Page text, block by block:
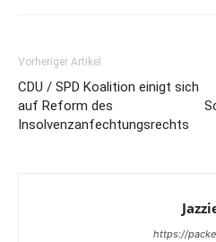
Vorheriger Artikel
CDU / SPD Koalition einigt sich
auf Reform des
Insolvenzanfechtungsrechts
https://